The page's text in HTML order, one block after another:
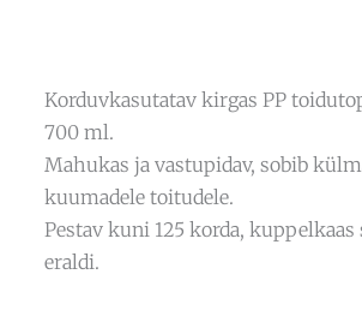
Korduvkasutatav kirgas PP
700 ml.
Mahukas ja vastupidav, sobib
kuumadele toitudele.
Pestav kuni 125 korda, kuppelkaas
eraldi.